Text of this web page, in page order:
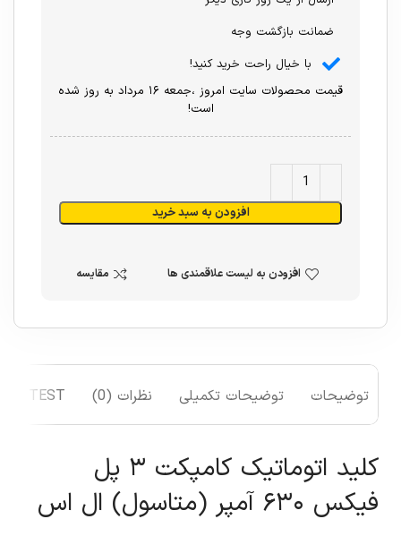
ضمانت بازگشت وجه
با خیال راحت خرید کنید!
قیمت محصولات سایت امروز ،جمعه ۱۶ مرداد به روز شده
است!
افزودن به سبد خرید
افزودن به لیست علاقمندی ها مقایسه
توضیحات توضیحات تکمیلی نظرات (0) TEST
کلید اتوماتیک کامپکت ۳ پل
فیکس ۶۳۰ آمپر (متاسول) ال اس